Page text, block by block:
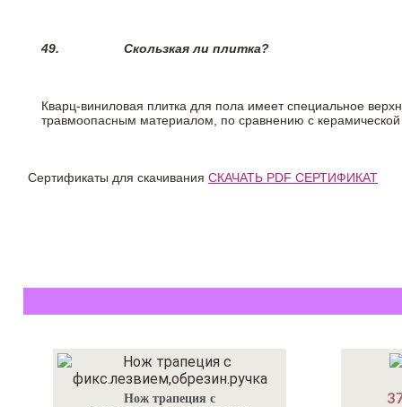
49. Скользкая ли плитка?
Кварц-виниловая плитка для пола имеет специальное
травмоопасным материалом, по сравнению с
Сертификаты для скачивания СКАЧАТЬ PDF СЕРТИФИКАТ
Нож трапеция с